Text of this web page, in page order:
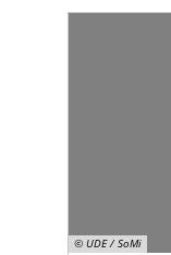
© UDE / SoMi